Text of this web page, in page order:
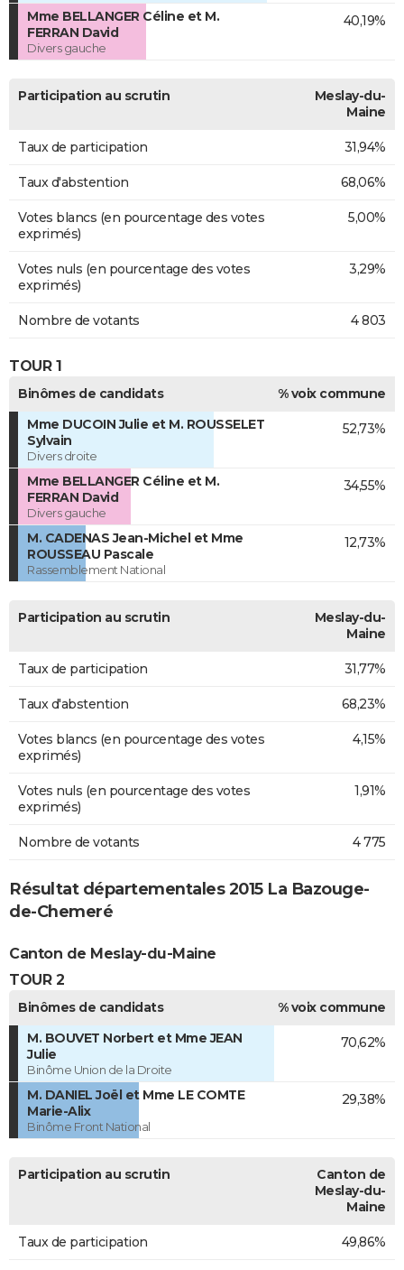
Mme BELLANGER Céline et M.
FERRAN David
Divers gauche
40,19%
Participation au scrutin
Meslay-du-
Maine
Taux de participation 31,94%
Taux d'abstention 68,06%
Votes blancs (en pourcentage des votes
exprimés)
5,00%
Votes nuls (en pourcentage des votes
exprimés)
3,29%
Nombre de votants 4 803
TOUR 1
Binômes de candidats
% voix commune
Mme DUCOIN Julie et M. ROUSSELET
Sylvain
Divers droite
52,73%
Mme BELLANGER Céline et M.
FERRAN David
Divers gauche
34,55%
M. CADENAS Jean-Michel et Mme
ROUSSEAU Pascale
Rassemblement National
12,73%
Participation au scrutin
Meslay-du-
Maine
Taux de participation 31,77%
Taux d'abstention 68,23%
Votes blancs (en pourcentage des votes
exprimés)
4,15%
Votes nuls (en pourcentage des votes
exprimés)
1,91%
Nombre de votants 4 775
Résultat départementales 2015 La Bazouge-
de-Chemeré
Canton de Meslay-du-Maine
TOUR 2
Binômes de candidats
% voix commune
M. BOUVET Norbert et Mme JEAN
Julie
Binôme Union de la Droite
70,62%
M. DANIEL Joël et Mme LE COMTE
Marie-Alix
Binôme Front National
29,38%
Participation au scrutin
Canton de
Meslay-du-
Maine
Taux de participation 49,86%